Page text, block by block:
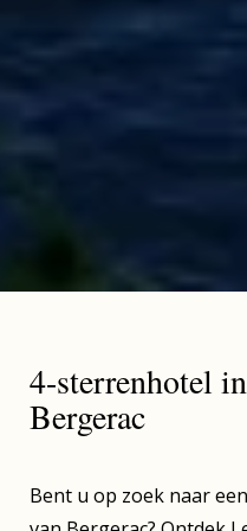
4-sterrenhotel
Bergerac
Bent u op zoek naar